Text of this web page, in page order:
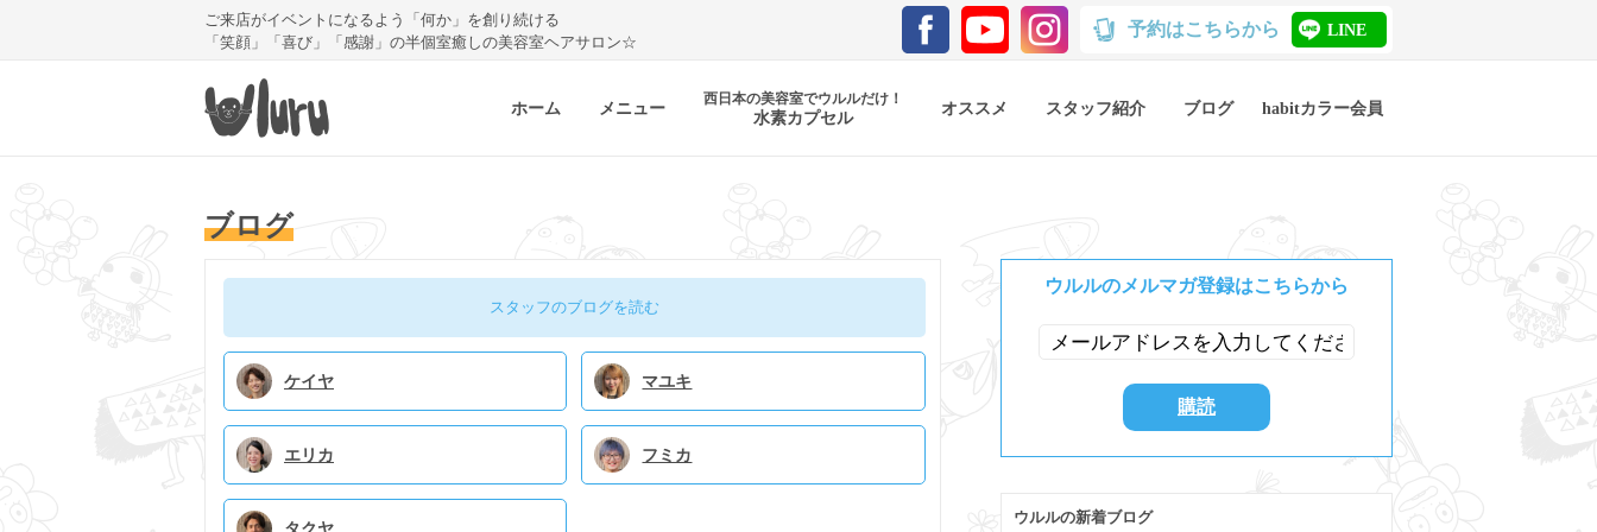
ご来店がイベントになるよう「何か」を創り続ける
「笑顔」「喜び」「感謝」の半個室癒しの美容室ヘアサロン☆
予約はこちらから LINE
ホーム メニュー 西日本の美容室でウルルだけ！
水素カプセル オススメ スタッフ紹介 ブログ habitカラー会員
ブログ
スタッフのブログを読む
ケイヤ マユキ
エリカ フミカ
ウルルのメルマガ登録はこちらから
ウルルの新着ブログ